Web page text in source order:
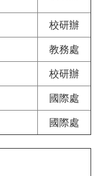
校研辦
教務處
校研辦
國際處
國際處